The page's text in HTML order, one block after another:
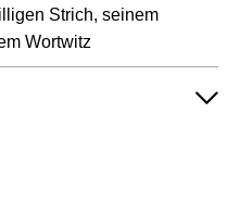
Strich, seinem
Wortwitz